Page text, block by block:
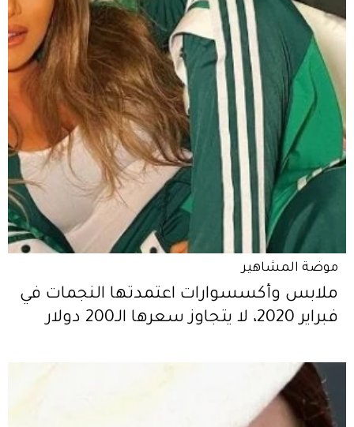
موضة المشاهير
ملابس وأكسسوارات اعتمدتها النجمات في
فبراير 2020، لا يتجاوز سعرها الـ200 دولار